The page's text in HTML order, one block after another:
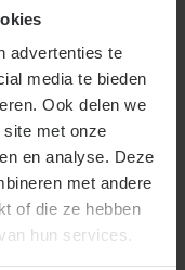
advertenties te
media te bieden
Ook delen we
met onze
en analyse. Deze
met andere
of die ze hebben
hun services.
groeit zowel
het liefst in een
niet te natte
Little